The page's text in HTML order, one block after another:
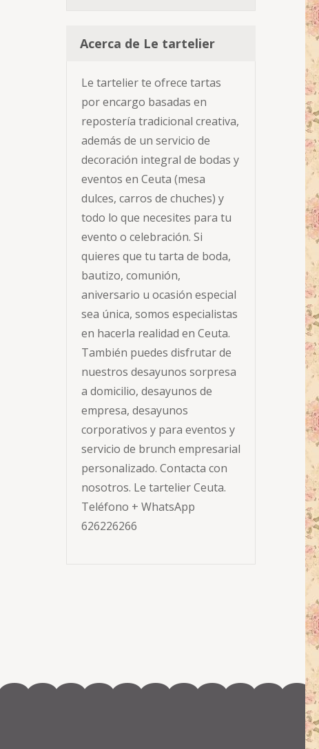
Acerca de Le tartelier
Le tartelier te ofrece tartas
por encargo basadas en
repostería tradicional creativa,
además de un servicio de
decoración integral de bodas y
eventos en Ceuta (mesa
dulces, carros de chuches) y
todo lo que necesites para tu
evento o celebración. Si
quieres que tu tarta de boda,
bautizo, comunión,
aniversario u ocasión especial
sea única, somos especialistas
en hacerla realidad en Ceuta.
También puedes disfrutar de
nuestros desayunos sorpresa
a domicilio, desayunos de
empresa, desayunos
corporativos y para eventos y
servicio de brunch empresarial
personalizado. Contacta con
nosotros. Le tartelier Ceuta.
Teléfono + WhatsApp
626226266